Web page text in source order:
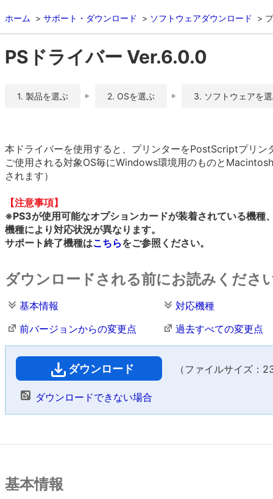
ホーム サポート・ダウンロード ソフトウェアダウンロード
PSドライバー Ver.6.0.0
1. 製品を選ぶ 2. OSを選ぶ 3. ソフトウェアを
本ドライバーを使用すると、プリンターをPostScriptプリン
ご使用される対象OS毎にWindows環境用のものと
されます）
【注意事項】
※PS3が使用可能なオプションカードが装着されている機種
機種により対応状況が異なります。
サポート終了機種はこちらをご参照ください。
ダウンロードされる前にお読みくださ
基本情報
対応機種
前バージョンからの変更点
過去すべての変更点
ダウンロード （ファイルサイズ：
ダウンロードできない場合
基本情報